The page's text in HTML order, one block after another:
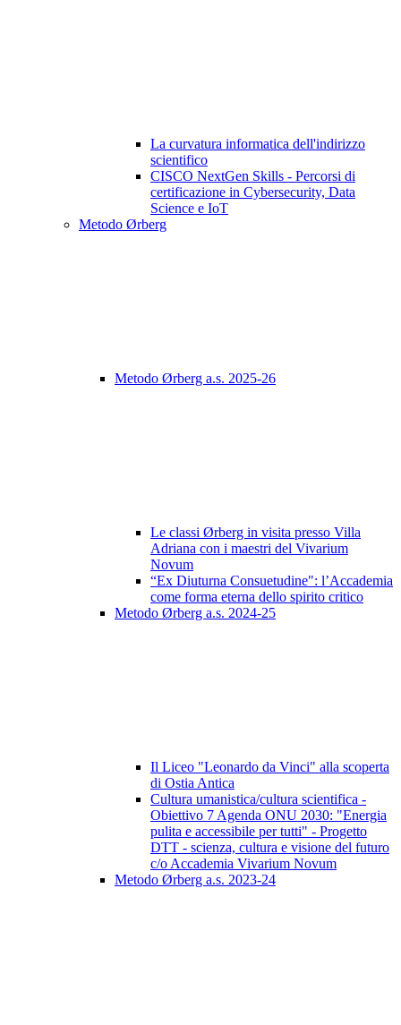
La curvatura informatica dell'indirizzo
scientifico
CISCO NextGen Skills - Percorsi di
certificazione in Cybersecurity, Data
Science e IoT
Metodo Ørberg
Metodo Ørberg a.s. 2025-26
Le classi Ørberg in visita presso Villa
Adriana con i maestri del Vivarium
Novum
“Ex Diuturna Consuetudine": l’Accademia
come forma eterna dello spirito critico
Metodo Ørberg a.s. 2024-25
Il Liceo "Leonardo da Vinci" alla scoperta
di Ostia Antica
Cultura umanistica/cultura scientifica -
Obiettivo 7 Agenda ONU 2030: "Energia
pulita e accessibile per tutti" - Progetto
DTT - scienza, cultura e visione del futuro
c/o Accademia Vivarium Novum
Metodo Ørberg a.s. 2023-24